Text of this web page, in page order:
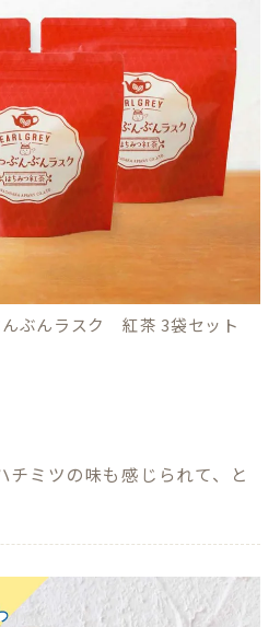
んぶんラスク 紅茶 3袋セット
チミツの味も感じられて、と